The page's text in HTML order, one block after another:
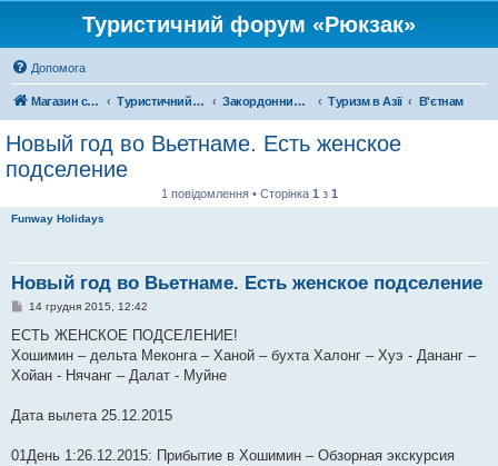
Туристичний форум «Рюкзак»
Допомога
Магазин спорядження Туристичний форум «Рюкзак» Закордонний туризм Туризм в Азії В'єтнам
Новый год во Вьетнаме. Есть женское
подселение
1 повідомлення • Сторінка 1 з 1
Funway Holidays
Новый год во Вьетнаме. Есть женское подселение
П
в
д
о
е
я
14 грудня 2015, 12:42
ЕСТЬ ЖЕНСКОЕ ПОДСЕЛЕНИЕ!
Хошимин – дельта Меконга – Ханой – бухта Халонг – Хуэ - Дананг –
Хойан - Нячанг – Далат - Муйне
Дата вылета 25.12.2015
01День 1:26.12.2015: Прибытие в Хошимин – Обзорная экскурсия